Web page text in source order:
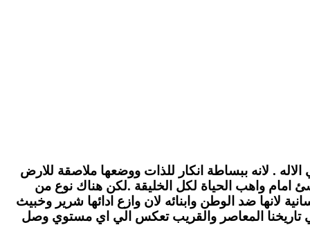
. لانه ببساطة انكار للذات ووضعها ملاصقة للارض
امام واهب الحياة لكل الخليقة .لكن هناك نوع من
لانها ضد الوطن وابنائه لان وازع ادائها شرير وخبيث
تاريخنا المعاصر والقريب تعكس الي اي مستوي وصل